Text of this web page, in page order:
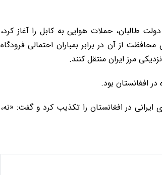
طالبان، حملات هوایی به کابل را آغاز کرد،
از آن در برابر بمباران احتمالی فرودگاه
مرز ایران منتقل کنند.
در افغانستان بود.
ایرانی در افغانستان را تکذیب کرد و گفت: «نه،